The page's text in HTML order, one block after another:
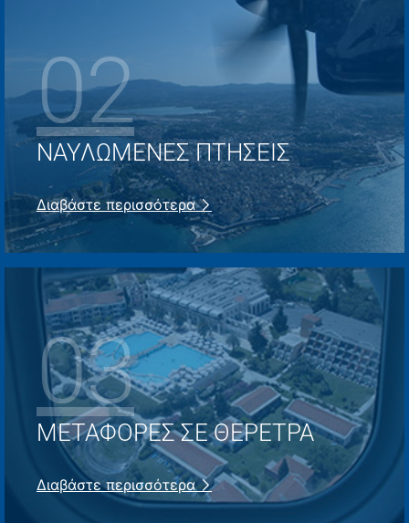
02
ΝΑΥΛΩΜΈΝΕΣ ΠΤΉΣΕΙΣ
Διαβάστε περισσότερα
03
ΜΕΤΑΦΟΡΈΣ ΣΕ ΘΈΡΕΤΡΑ
Διαβάστε περισσότερα